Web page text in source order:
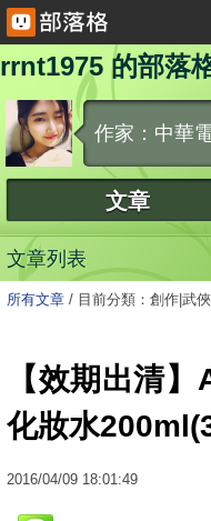
rrnt1975 的部落
作家：中華
文章
文章列表
所有文章 / 目前分類：創作|武
【效期出清
化妝水
2016/04/09 18:01:49